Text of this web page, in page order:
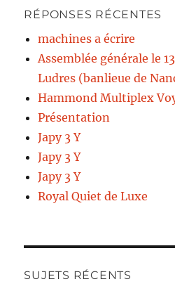
RÉPONSES RÉCENTES
machines a écrire
Assemblée générale le
Ludres (banlieue de
Hammond Multiplex
Présentation
Japy 3 Y
Japy 3 Y
Japy 3 Y
Royal Quiet de Luxe
SUJETS RÉCENTS